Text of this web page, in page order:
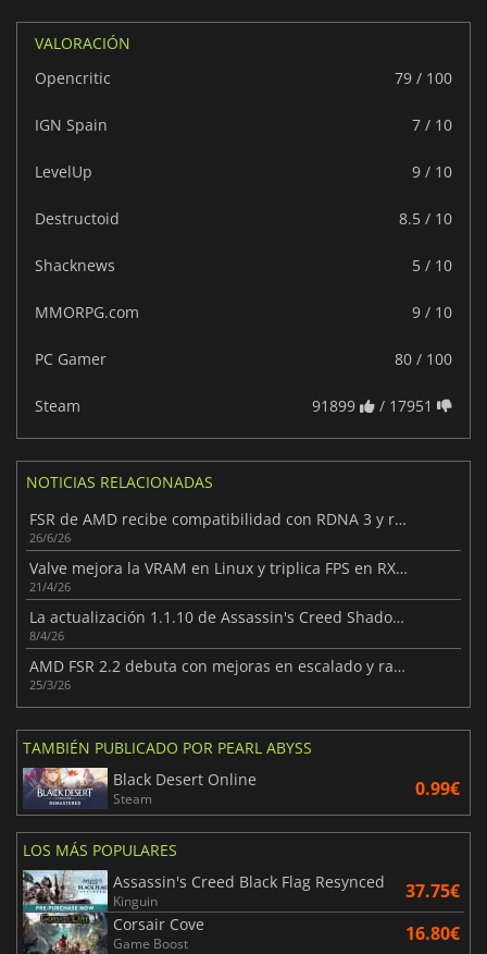
VALORACIÓN
Opencritic
79 / 100
IGN Spain 7 / 10
LevelUp 9 / 10
Destructoid 8.5 / 10
Shacknews 5 / 10
MMORPG.com 9 / 10
PC Gamer 80 / 100
Steam 91899 / 17951
NOTICIAS RELACIONADAS
FSR de AMD recibe compatibilidad con RDNA 3 y ray tracing mejorado
26/6/26
Valve mejora la VRAM en Linux y triplica FPS en RX 6500 XT
21/4/26
La actualización 1.1.10 de Assassin's Creed Shadows mejora la jugabilidad
8/4/26
AMD FSR 2.2 debuta con mejoras en escalado y ray tracing
25/3/26
TAMBIÉN PUBLICADO POR PEARL ABYSS
Black Desert Online
Steam 0.99€
LOS MÁS POPULARES
Assassin's Creed Black Flag Resynced
Kinguin 37.75€
Corsair Cove
Game Boost 16.80€